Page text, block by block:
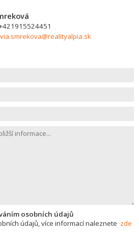
osobních údajů
údajů, více informací naleznete zde